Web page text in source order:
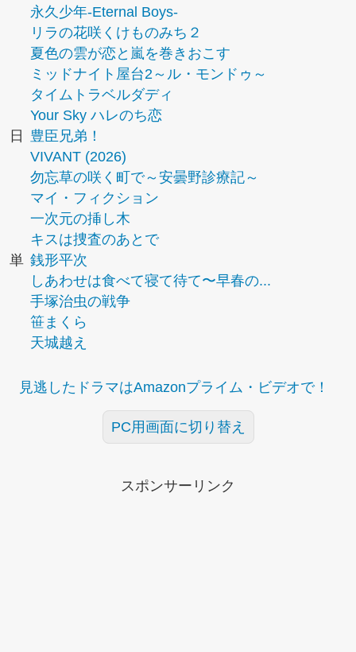
永久少年-Eternal Boys-
リラの花咲くけものみち２
夏色の雲が恋と嵐を巻きおこす
ミッドナイト屋台2～ル・モンドゥ～
タイムトラベルダディ
Your Sky ハレのち恋
日
豊臣兄弟！
VIVANT (2026)
勿忘草の咲く町で～安曇野診療記～
マイ・フィクション
一次元の挿し木
キスは捜査のあとで
単 銭形平次
しあわせは食べて寝て待て〜早春の...
手塚治虫の戦争
笹まくら
天城越え
見逃したドラマはAmazonプライム・ビデオで！
PC用画面に切り替え
スポンサーリンク